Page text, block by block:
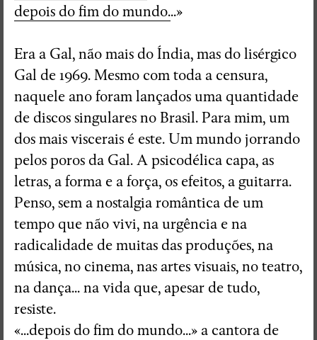
depois do fim do mundo...»
Era a Gal, não mais do Índia, mas do lisérgico
Gal de 1969. Mesmo com toda a censura,
naquele ano foram lançados uma quantidade
de discos singulares no Brasil. Para mim, um
dos mais viscerais é este. Um mundo jorrando
pelos poros da Gal. A psicodélica capa, as
letras, a forma e a força, os efeitos, a guitarra.
Penso, sem a nostalgia romântica de um
tempo que não vivi, na urgência e na
radicalidade de muitas das produções, na
música, no cinema, nas artes visuais, no teatro,
na dança... na vida que, apesar de tudo,
resiste.
«...depois do fim do mundo...» a cantora de